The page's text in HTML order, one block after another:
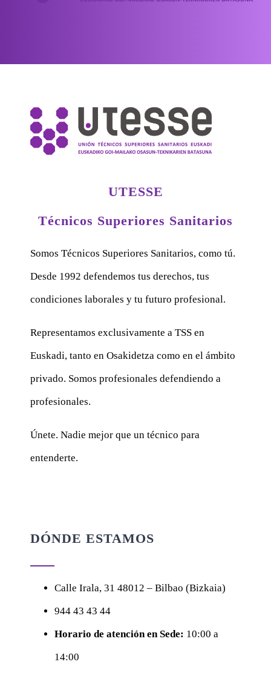
UTESSE
Técnicos Superiores Sanitarios
Somos Técnicos Superiores Sanitarios, como tú.
Desde 1992 defendemos tus derechos, tus
condiciones laborales y tu futuro profesional.
Representamos exclusivamente a TSS en
Euskadi, tanto en Osakidetza como en el ámbito
privado. Somos profesionales defendiendo a
profesionales.
Únete. Nadie mejor que un técnico para
entenderte.
DÓNDE ESTAMOS
Calle Irala, 31 48012 – Bilbao (Bizkaia)
944 43 43 44
Horario de atención en Sede: 10:00 a
14:00